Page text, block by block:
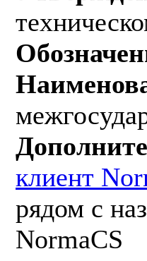
клиент
рядом с
NormaCS